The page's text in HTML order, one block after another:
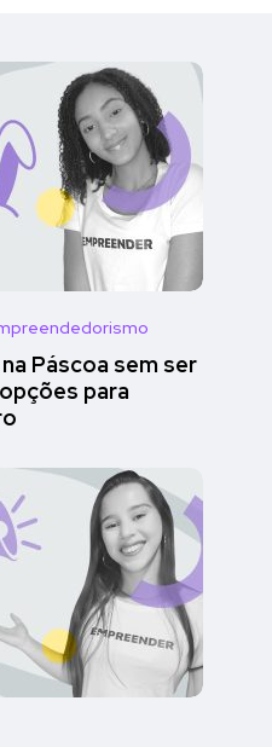
Páscoa sem ser
para